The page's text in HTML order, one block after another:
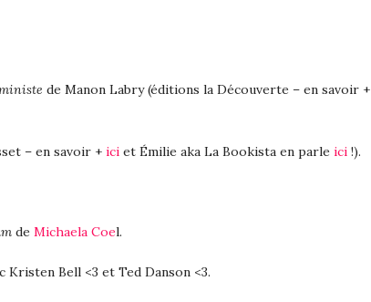
de Manon Labry (éditions la Découverte – en savoir +
– en savoir + ici et Émilie aka La Bookista en parle ici !).
de Michaela Coel.
Kristen Bell <3 et Ted Danson <3.